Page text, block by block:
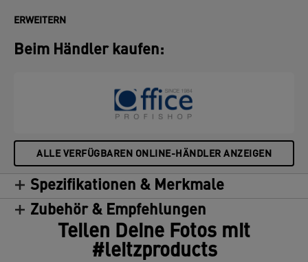
ERWEITERN
Beim Händler kaufen:
ALLE VERFÜGBAREN ONLINE-HÄNDLER ANZEIGEN
Spezifikationen & Merkmale
Zubehör & Empfehlungen
Teilen Deine Fotos mit
#leitzproducts